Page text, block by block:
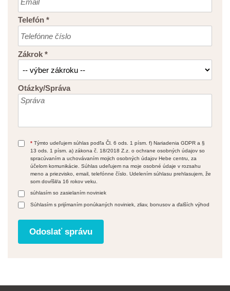
Telefón *
Zákrok *
Otázky/Správa
* Týmto udeľujem súhlas podľa Čl. 6 ods. 1 písm. f) Nariadenia GDPR a §
13 ods. 1 písm. a) zákona č. 18/2018 Z.z. o ochrane osobných údajov so
spracúvaním a uchovávaním mojich osobných údajov Hebe centru, za
účelom komunikácie. Súhlas udeľujem na moje osobné údaje v rozsahu
meno a priezvisko, email, telefónne číslo. Udelením súhlasu prehlasujem, že
som dovŕšil/a 16 rokov veku.
súhlasím so zasielaním noviniek
Súhlasím s prijímaním ponúkaných noviniek, zliav, bonusov a ďalších výhod